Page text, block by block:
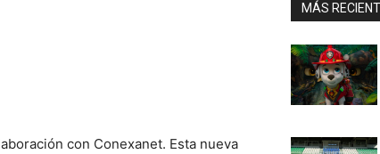
con Conexanet. Esta nueva
MÁS